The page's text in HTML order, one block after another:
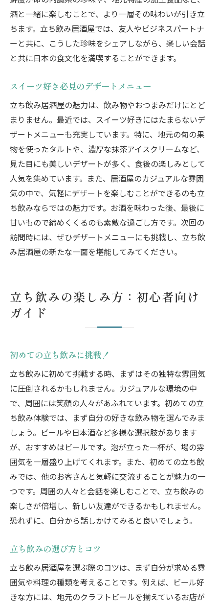
酒と一緒に楽しむことで、より一層その味わいが引き立
ちます。立ち飲み居酒屋では、友人やビジネスパートナ
ーと共に、こうした珍味をシェアしながら、楽しい会話
と共に日本の食文化を満喫することができます。
スイーツ好き必見のデザートメニュー
立ち飲み居酒屋の魅力は、飲み物やおつまみだけにとど
まりません。最近では、スイーツ好きにはたまらないデ
ザートメニューも充実しています。特に、地元の旬の果
物を使ったタルトや、濃厚な抹茶アイスクリームなど、
見た目にも美しいデザートが多く、食後の楽しみとして
人気を集めています。また、居酒屋のカジュアルな雰囲
気の中で、気軽にデザートを楽しむことができるのも立
ち飲みならではの魅力です。お酒を味わった後、最後に
甘いもので締めくくるのも素敵な過ごし方です。次回の
訪問時には、ぜひデザートメニューにも挑戦し、立ち飲
み居酒屋の新たな一面を堪能してみてください。
立ち飲みの楽しみ方：初心者向け
ガイド
初めての立ち飲みに挑戦！
立ち飲みに初めて挑戦する時、まずはその独特な雰囲気
に圧倒されるかもしれません。カジュアルな環境の中
で、周囲には笑顔の人々があふれています。初めての立
ち飲み体験では、まず自分の好きな飲み物を選んでみま
しょう。ビールや日本酒など多様な選択肢があります
が、おすすめはビールです。泡が立った一杯が、場の雰
囲気を一層盛り上げてくれます。また、初めての立ち飲
みでは、他のお客さんと気軽に交流することが魅力の一
つです。周囲の人々と会話を楽しむことで、立ち飲みの
楽しさが倍増し、新しい友達ができるかもしれません。
恐れずに、自分から話しかけてみると良いでしょう。
立ち飲みの選び方とコツ
立ち飲み居酒屋を選ぶ際のコツは、まず自分が求める雰
囲気や料理の種類を考えることです。例えば、ビール好
きな方には、地元のクラフトビールを揃えているお店が